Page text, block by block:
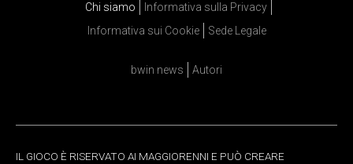
Chi siamo
Informativa sulla Privacy
Informativa sui Cookie
Sede Legale
bwin news Autori
IL GIOCO È RISERVATO AI MAGGIORENNI E PUÒ CREARE